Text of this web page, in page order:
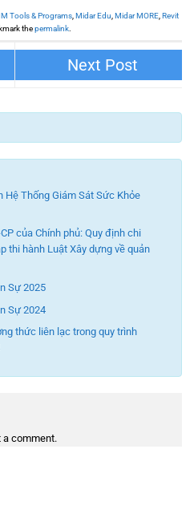
Tools & Programs,Midar Edu,Midar MORE,Revit
thepermalink.
Hệ Thống Giám Sát Sức Khỏe
của Chính phủ: Quy định chi
thi hành Luật Xây dựng về quản
Sự 2025
Sự 2024
thức liên lạc trong quy trình
a comment.